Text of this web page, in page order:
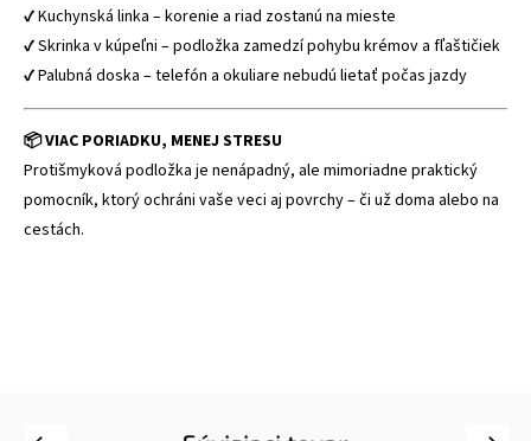
✔ Kuchynská linka – korenie a riad zostanú na mieste
✔ Skrinka v kúpeľni – podložka zamedzí pohybu krémov a fľaštičiek
✔ Palubná doska – telefón a okuliare nebudú lietať počas jazdy
📦 VIAC PORIADKU, MENEJ STRESU
Protišmyková podložka je nenápadný, ale mimoriadne praktický
pomocník, ktorý ochráni vaše veci aj povrchy – či už doma alebo na
cestách.